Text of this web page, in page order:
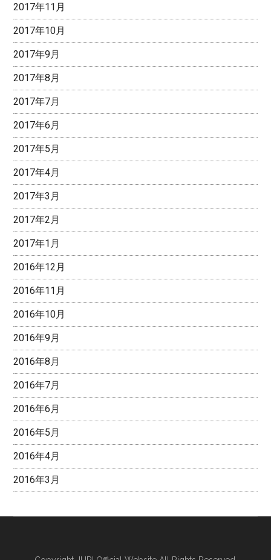
2017年11月
2017年10月
2017年9月
2017年8月
2017年7月
2017年6月
2017年5月
2017年4月
2017年3月
2017年2月
2017年1月
2016年12月
2016年11月
2016年10月
2016年9月
2016年8月
2016年7月
2016年6月
2016年5月
2016年4月
2016年3月